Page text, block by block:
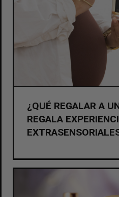
¿QUÉ REGALAR A
REGALA